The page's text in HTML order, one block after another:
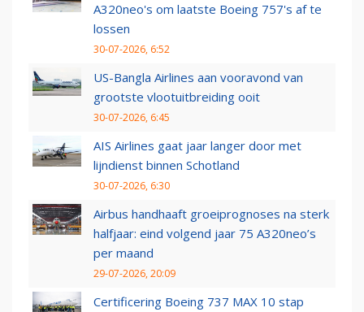
A320neo's om laatste Boeing 757's af te
lossen
30-07-2026, 6:52
US-Bangla Airlines aan vooravond van
grootste vlootuitbreiding ooit
30-07-2026, 6:45
AIS Airlines gaat jaar langer door met
lijndienst binnen Schotland
30-07-2026, 6:30
Airbus handhaaft groeiprognoses na sterk
halfjaar: eind volgend jaar 75 A320neo’s
per maand
29-07-2026, 20:09
Certificering Boeing 737 MAX 10 stap